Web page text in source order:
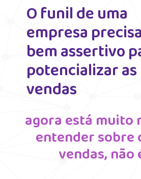
O funil de uma
empresa
bem assertivo
potencializar as
vendas
agora está muito
entender sobre
vendas, não